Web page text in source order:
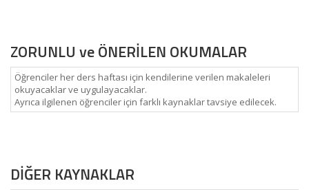
ZORUNLU ve ÖNERİLEN OKUMALAR
Öğrenciler her ders haftası için kendilerine verilen makaleleri
okuyacaklar ve uygulayacaklar.
Ayrıca ilgilenen öğrenciler için farklı kaynaklar tavsiye edilecek.
DİĞER KAYNAKLAR